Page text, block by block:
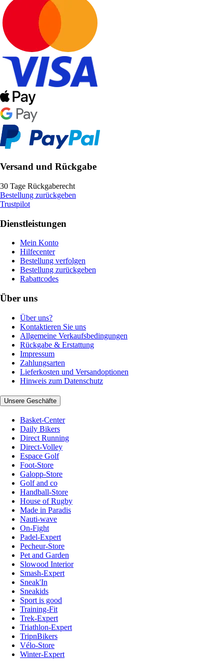
Versand und Rückgabe
30 Tage Rückgaberecht
Bestellung zurückgeben
Trustpilot
Dienstleistungen
Mein Konto
Hilfecenter
Bestellung verfolgen
Bestellung zurückgeben
Rabattcodes
Über uns
Über uns?
Kontaktieren Sie uns
Allgemeine Verkaufsbedingungen
Rückgabe & Erstattung
Impressum
Zahlungsarten
Lieferkosten und Versandoptionen
Hinweis zum Datenschutz
Unsere Geschäfte
Basket-Center
Daily Bikers
Direct Running
Direct-Volley
Espace Golf
Foot-Store
Galopp-Store
Golf and co
Handball-Store
House of Rugby
Made in Paradis
Nauti-wave
On-Fight
Padel-Expert
Pecheur-Store
Pet and Garden
Slowood Interior
Smash-Expert
Sneak'In
Sneakids
Sport is good
Training-Fit
Trek-Expert
Triathlon-Expert
TripnBikers
Vélo-Store
Winter-Expert